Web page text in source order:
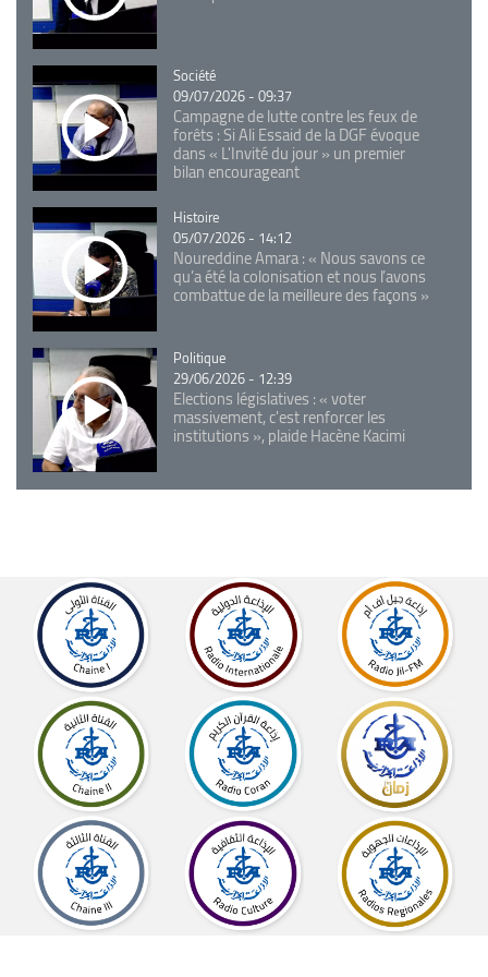
Catégorie
Société
09/07/2026 - 09:37
Campagne de lutte contre les feux de
forêts : Si Ali Essaid de la DGF évoque
dans « L'Invité du jour » un premier
bilan encourageant
Catégorie
Histoire
05/07/2026 - 14:12
Noureddine Amara : « Nous savons ce
qu’a été la colonisation et nous l’avons
combattue de la meilleure des façons »
Catégorie
Politique
29/06/2026 - 12:39
Elections législatives : « voter
massivement, c'est renforcer les
institutions », plaide Hacène Kacimi